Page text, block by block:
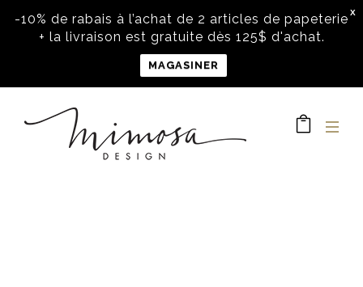
X
-10% de rabais à l’achat de 2 articles de papeterie
+ la livraison est gratuite dès 125$ d'achat.
MAGASINER